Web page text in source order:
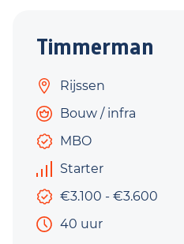
Timmerman
Rijssen
Bouw / infra
MBO
Starter
€3.100 - €3.600
40 uur